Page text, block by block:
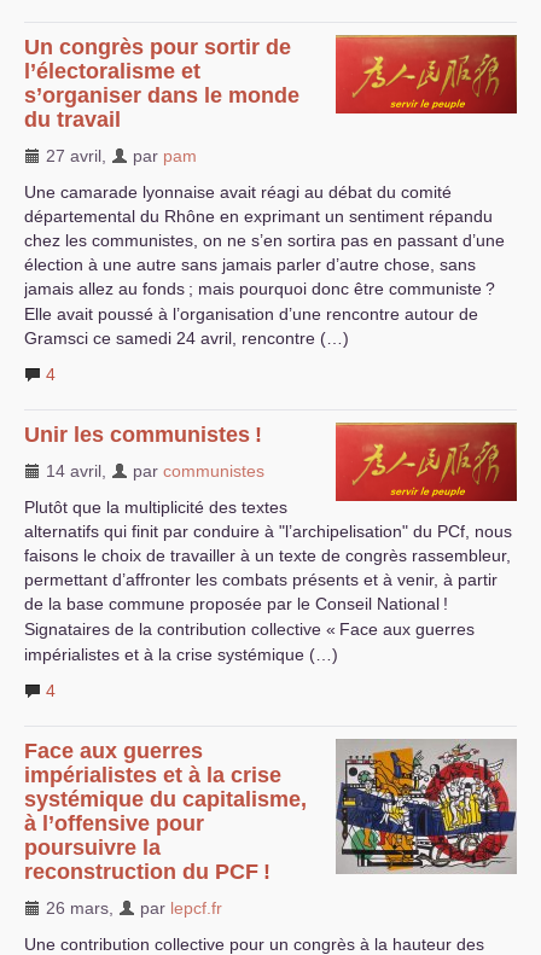
Un congrès pour sortir de
l’électoralisme et
s’organiser dans le monde
du travail
27 avril par pam
Une camarade lyonnaise avait réagi au débat du comité
départemental du Rhône en exprimant un sentiment répandu
chez les communistes, on ne s’en sortira pas en passant d’une
élection à une autre sans jamais parler d’autre chose, sans
jamais allez au fonds ; mais pourquoi donc être communiste?
Elle avait poussé à l’organisation d’une rencontre autour de
Gramsci ce samedi 24 avril, rencontre (…)
4
Unir les communistes !
14 avril par communistes
Plutôt que la multiplicité des textes
alternatifs qui finit par conduire à "l’archipelisation" du PCf, nous
faisons le choix de travailler à un texte de congrès rassembleur,
permettant d’affronter les combats présents et à venir, à partir
de la base commune proposée par le Conseil National !
Signataires de la contribution collective « Face aux guerres
impérialistes et à la crise systémique (…)
4
Face aux guerres
impérialistes et à la crise
systémique du capitalisme,
à l’offensive pour
poursuivre la
reconstruction du PCF !
26 mars par lepcf.fr
Une contribution collective pour un congrès à la hauteur des